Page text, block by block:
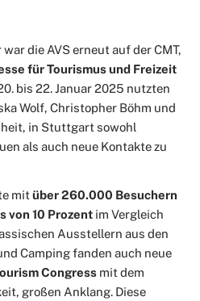
war die AVS erneut auf der CMT,
für Tourismus und Freizeit
bis 22. Januar 2025 nutzten
Wolf, Christopher Böhm und
in Stuttgart sowohl
als auch neue Kontakte zu
mitüber 260.000 Besuchern
von 10 Prozent im Vergleich
Ausstellern aus den
Camping fanden auch neue
Congress mit dem
großen Anklang. Diese